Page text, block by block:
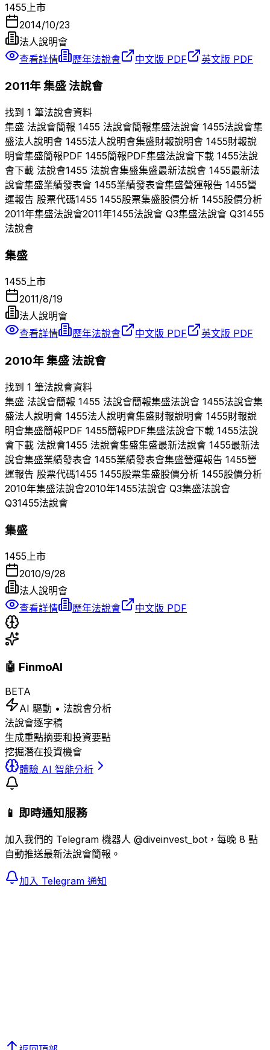
1455 上市
2014/10/23
法人說明會
查看詳情
歷年法說會 中文版 PDF 英文版 PDF
2011年集盛法說會
找到 1 筆法說會資料
集盛 法說會簡報 1455 法說會簡報集盛法說會 1455法說會集
盛法人說明會 1455法人說明會集盛財報說明會 1455財報說
明會集盛簡報PDF 1455簡報PDF集盛法說會下載 1455法說
會下載 法說會1455 法說會集盛集盛最新法說會 1455最新法
說會集盛業績發表會 1455業績發表會集盛營運報告 1455營
運報告 股票代碼1455 1455股票集盛股價分析 1455股價分析
2011年集盛法說會2011年1455法說會 Q3集盛法說會 Q31455
法說會
集盛
1455上市
2011/8/19
法人說明會
查看詳情
歷年法說會 中文版 PDF 英文版 PDF
2010年集盛法說會
找到 1 筆法說會資料
集盛 法說會簡報 1455 法說會簡報集盛法說會 1455法說會集
盛法人說明會 1455法人說明會集盛財報說明會 1455財報說
明會集盛簡報PDF 1455簡報PDF集盛法說會下載 1455法說
會下載 法說會1455 法說會集盛集盛最新法說會 1455最新法
說會集盛業績發表會 1455業績發表會集盛營運報告 1455營
運報告 股票代碼1455 1455股票集盛股價分析 1455股價分析
2010年集盛法說會2010年1455法說會 Q3集盛法說會
Q31455法說會
集盛
1455上市
2010/9/28
法人說明會
查看詳情
歷年法說會 中文版 PDF
🤖 FinmoAI
BETA
AI 驅動 • 法說會分析
法說會逐字稿
生成重點摘要和投資要點
挖掘潛在投資機會
體驗 AI 智能分析
📱 即時通知服務
加入我們的 Telegram 機器人 @diveinvest_bot，每晚 8 點
自動推送最新法說會簡報。
加入 Telegram 通知